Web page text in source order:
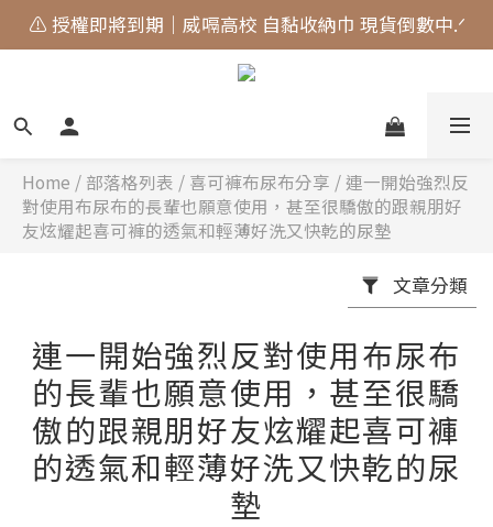
🎀 蝴蝶結貓貓的大人系日常 新上市⋆˚𝜗𝜚˚⋆
🎀 蝴蝶結貓貓的大人系日常 新上市⋆˚𝜗𝜚˚⋆
Home / 部落格列表 / 喜可褲布尿布分享 /連一開始強烈反
對使用布尿布的長輩也願意使用，甚至很驕傲的跟親朋好
友炫耀起喜可褲的透氣和輕薄好洗又快乾的尿墊
文章分類
連一開始強烈反對使用布尿布
的長輩也願意使用，甚至很驕
傲的跟親朋好友炫耀起喜可褲
的透氣和輕薄好洗又快乾的尿
墊